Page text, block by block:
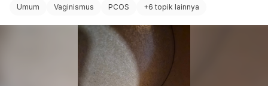
Umum Vaginismus PCOS +6 topik lainnya